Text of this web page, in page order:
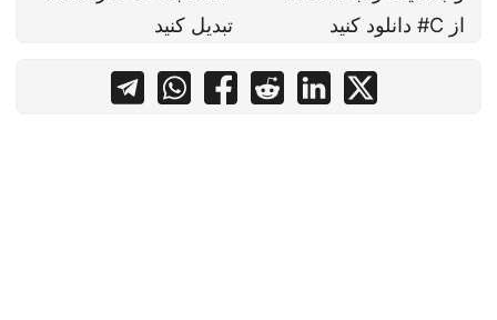
از C# دانلود کنید
تبدیل کنید